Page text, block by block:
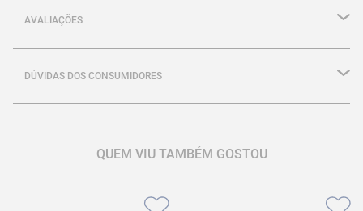
AVALIAÇÕES
DÚVIDAS DOS CONSUMIDORES
QUEM VIU TAMBÉM GOSTOU